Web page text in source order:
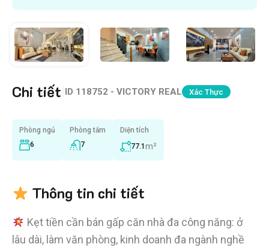
Chi tiết ID 118752 - VICTORY REAL Xác Thực
Phòng ngủ
6
Phòng tắm
7
Diện tích
77.1m²
Thông tin chi tiết
Kẹt tiền cần bán gấp căn nhà đa công năng: ở
lâu dài, làm văn phòng, kinh doanh đa ngành nghề